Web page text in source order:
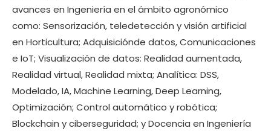
avances en Ingeniería en el ámbito agronómico
como: Sensorización, teledetección y visión artificial
en Horticultura; Adquisiciónde datos, Comunicaciones
e IoT; Visualización de datos: Realidad aumentada,
Realidad virtual, Realidad mixta; Analítica: DSS,
Modelado, IA, Machine Learning, Deep Learning,
Optimización; Control automático y robótica;
Blockchain y ciberseguridad; y Docencia en Ingeniería